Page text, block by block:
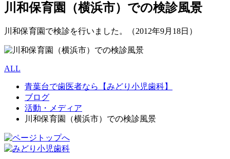
川和保育園（横浜市）での検診風景
川和保育園で検診を行いました。（2012年9月18日）
ALL
青葉台で歯医者なら【みどり小児歯科】
ブログ
活動・メディア
川和保育園（横浜市）での検診風景